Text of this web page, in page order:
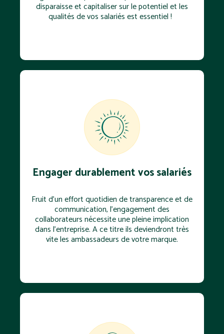
disparaisse et capitaliser sur le potentiel et les
qualités de vos salariés est essentiel !
Engager durablement vos salariés
Fruit d’un effort quotidien de transparence et de
communication, l'engagement des
collaborateurs nécessite une pleine implication
dans l’entreprise. A ce titre ils deviendront très
vite les ambassadeurs de votre marque.